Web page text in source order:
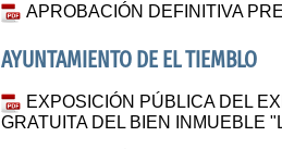
APROBACIÓN DEFINITIVA
AYUNTAMIENTO DE EL TIEMBLO
EXPOSICIÓN PÚBLICA DEL
GRATUITA DEL BIEN INMUEBLE